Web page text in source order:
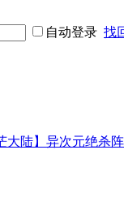
自动登录 找
大陆】异次元绝杀